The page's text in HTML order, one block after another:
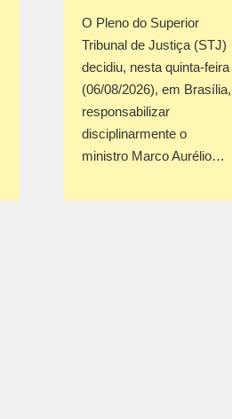
O Pleno do Superior
Tribunal de Justiça (STJ)
decidiu, nesta quinta-feira
(06/08/2026), em Brasília,
responsabilizar
disciplinarmente o
ministro Marco Aurélio…